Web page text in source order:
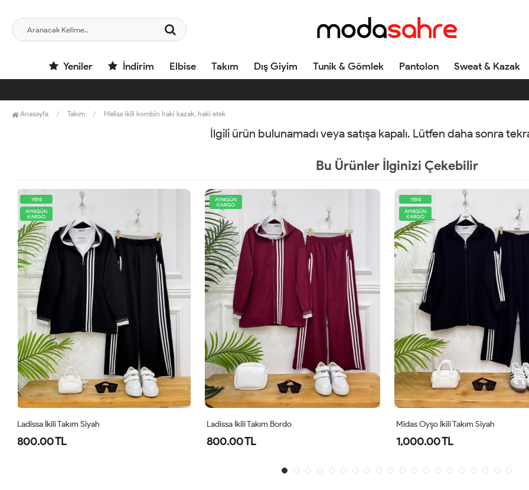
Yeniler İndirim Elbise Takım Dış Giyim Tunik & Gömlek Pantolon Sweat & Kazak
Anasayfa Takım Melisa ikili kombin haki kazak, haki etek
İlgili ürün bulunamadı veya satışa kapalı. Lütfen daha sonra
Bu Ürünler İlginizi Çekebilir
AYNIGÜN
KARGO
Ladissa İkili Takım Bordo
800.00 TL
YENİ
AYNIGÜN
Midas Oyşo İkili Takım Siyah
1,000.00 TL
AYNIGÜN
KARGO
Ladissa İkili Takım Gri
800.00 TL